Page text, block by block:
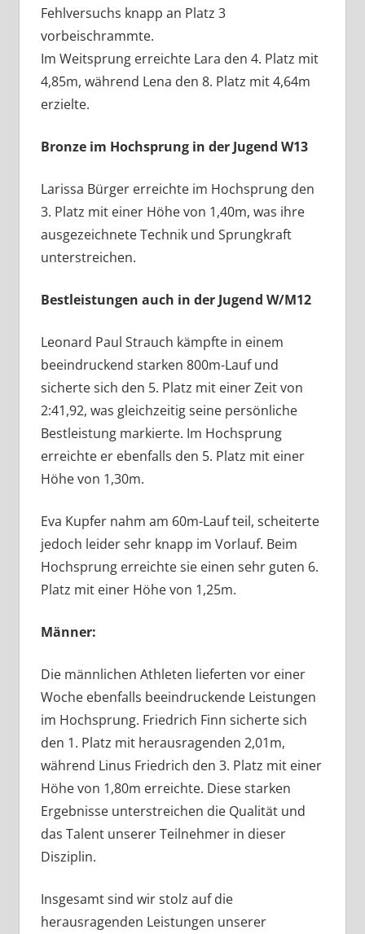
Fehlversuchs knapp an Platz 3
vorbeischrammte.
Im Weitsprung erreichte Lara den 4. Platz mit
4,85m, während Lena den 8. Platz mit 4,64m
erzielte.
Bronze im Hochsprung in der Jugend W13
Larissa Bürger erreichte im Hochsprung den
3. Platz mit einer Höhe von 1,40m, was ihre
ausgezeichnete Technik und Sprungkraft
unterstreichen.
Bestleistungen auch in der Jugend W/M12
Leonard Paul Strauch kämpfte in einem
beeindruckend starken 800m-Lauf und
sicherte sich den 5. Platz mit einer Zeit von
2:41,92, was gleichzeitig seine persönliche
Bestleistung markierte. Im Hochsprung
erreichte er ebenfalls den 5. Platz mit einer
Höhe von 1,30m.
Eva Kupfer nahm am 60m-Lauf teil, scheiterte
jedoch leider sehr knapp im Vorlauf. Beim
Hochsprung erreichte sie einen sehr guten 6.
Platz mit einer Höhe von 1,25m.
Männer:
Die männlichen Athleten lieferten vor einer
Woche ebenfalls beeindruckende Leistungen
im Hochsprung. Friedrich Finn sicherte sich
den 1. Platz mit herausragenden 2,01m,
während Linus Friedrich den 3. Platz mit einer
Höhe von 1,80m erreichte. Diese starken
Ergebnisse unterstreichen die Qualität und
das Talent unserer Teilnehmer in dieser
Disziplin.
Insgesamt sind wir stolz auf die
herausragenden Leistungen unserer